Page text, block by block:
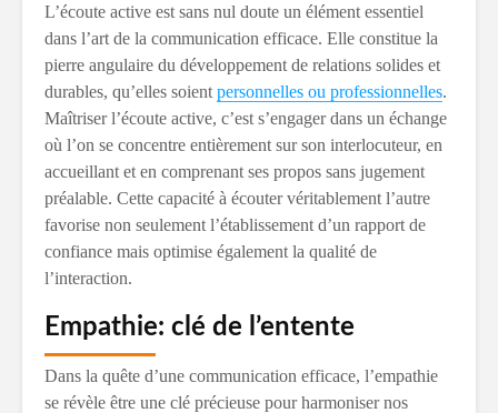
L’écoute active est sans nul doute un élément essentiel
dans l’art de la communication efficace. Elle constitue la
pierre angulaire du développement de relations solides et
durables, qu’elles soient personnelles ou professionnelles.
Maîtriser l’écoute active, c’est s’engager dans un échange
où l’on se concentre entièrement sur son interlocuteur, en
accueillant et en comprenant ses propos sans jugement
préalable. Cette capacité à écouter véritablement l’autre
favorise non seulement l’établissement d’un rapport de
confiance mais optimise également la qualité de
l’interaction.
Empathie: clé de l’entente
Dans la quête d’une communication efficace, l’empathie
se révèle être une clé précieuse pour harmoniser nos